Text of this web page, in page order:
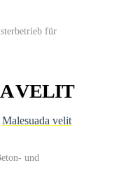
VELIT
Malesuada velit